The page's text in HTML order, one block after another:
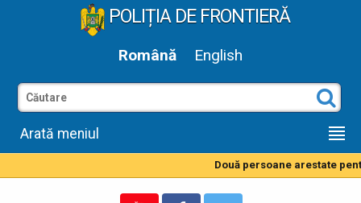
POLIȚIA DE FRONTIERĂ
Română English
Arată meniul
Două persoane arestate